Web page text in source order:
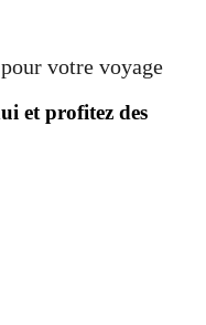
votre voyage
et profitez des